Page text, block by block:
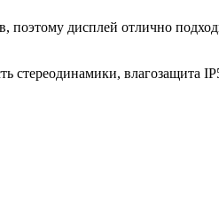
дисплей отлично
стереодинамики, влагозащита